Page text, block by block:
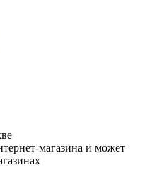
магазина и может